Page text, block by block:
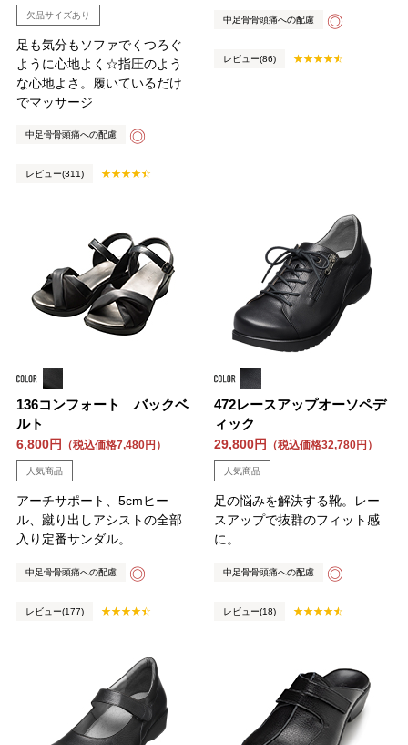
欠品サイズあり
足も気分もソファでくつろぐ
ように心地よく☆指圧のよう
な心地よさ。履いているだけ
でマッサージ
中足骨骨頭痛への配慮 ◎
レビュー(311)
中足骨骨頭痛への配慮 ◎
レビュー(86)
136コンフォート バックベ
ルト
6,800円 （税込価格7,480円）
人気商品
アーチサポート、5cmヒー
ル、蹴り出しアシストの全部
入り定番サンダル。
中足骨骨頭痛への配慮 ◎
レビュー(177)
472レースアップオーソペデ
ィック
29,800円 （税込価格32,780円）
人気商品
足の悩みを解決する靴。レー
スアップで抜群のフィット感
に。
中足骨骨頭痛への配慮 ◎
レビュー(18)